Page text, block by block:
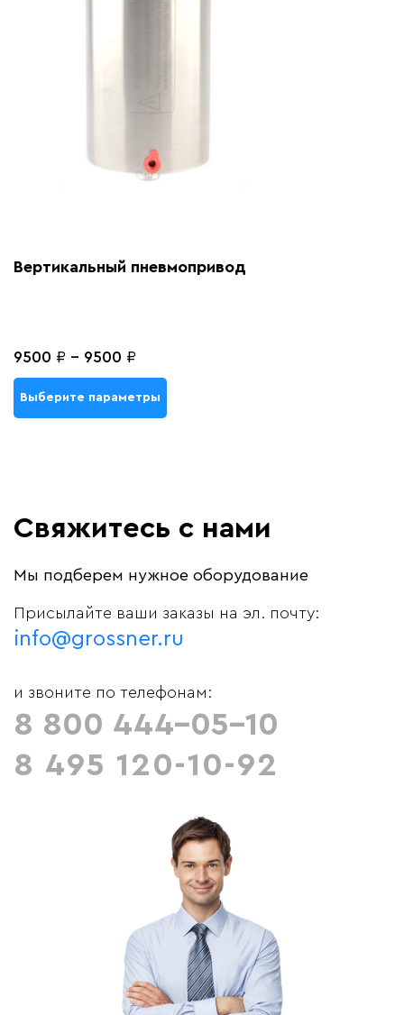
Вертикальный пневмопривод
9500 ₽ - 9500 ₽
Выберите параметры
Свяжитесь с нами
Мы подберем нужное оборудование
Присылайте ваши заказы на эл. почту:
info@grossner.ru
и звоните по телефонам:
8 800 444-05-10
8 495 120-10-92